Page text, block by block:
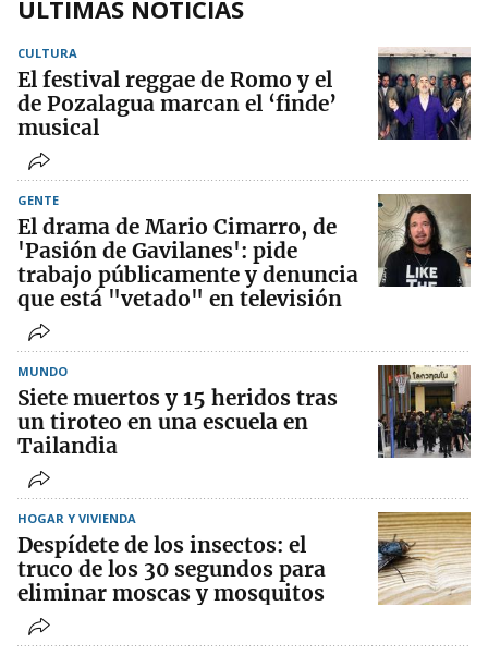
ÚLTIMAS NOTICIAS
CULTURA
El festival reggae de Romo y el
de Pozalagua marcan el ‘finde’
musical
GENTE
El drama de Mario Cimarro, de
'Pasión de Gavilanes': pide
trabajo públicamente y denuncia
que está "vetado" en televisión
MUNDO
Siete muertos y 15 heridos tras
un tiroteo en una escuela en
Tailandia
HOGAR Y VIVIENDA
Despídete de los insectos: el
truco de los 30 segundos para
eliminar moscas y mosquitos